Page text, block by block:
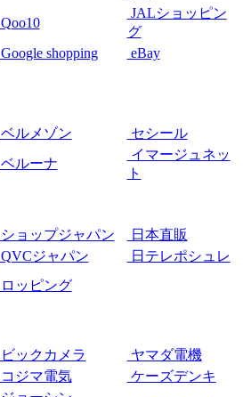
Qoo10
JALショッピン
グ
Google shopping
eBay
ベルメゾン
セシール
ベルーナ
イマージュネッ
ト
ショップジャパン
日本直販
QVCジャパン
日テレポシュレ
ロッピング
ビックカメラ
ヤマダ電機
コジマ電気
ケーズデンキ